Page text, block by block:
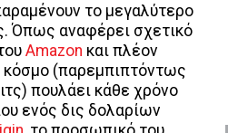
το μεγαλύτερο
Όπως αναφέρει σχετικό
Amazon και πλέον
(παρεμπιπτόντως
πουλάει κάθε χρόνο
ενός δις δολαρίων